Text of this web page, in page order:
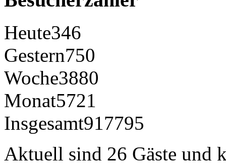
Heute346
Gestern750
Woche3880
Monat5721
Insgesamt917795
Aktuell sind 26 Gäste und